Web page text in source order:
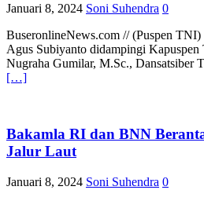
Januari 8, 2024 Soni Suhendra 0
BuseronlineNews.com // (Puspen
Agus Subiyanto didampingi
Nugraha Gumilar, M.Sc.,
[…]
Bakamla RI dan BNN
Jalur Laut
Januari 8, 2024 Soni Suhendra 0